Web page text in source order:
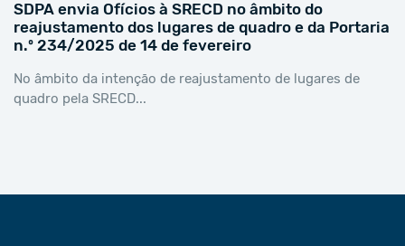
SDPA envia Ofícios à SRECD no âmbito do
reajustamento dos lugares de quadro e da Portaria
n.º 234/2025 de 14 de fevereiro
No âmbito da intenção de reajustamento de lugares de
quadro pela SRECD...